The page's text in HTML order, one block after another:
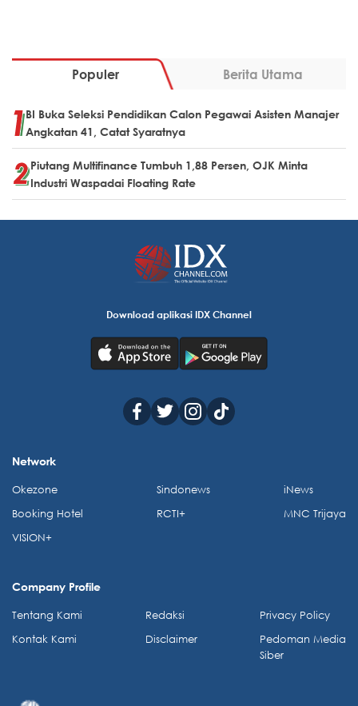
Populer Berita Utama
BI Buka Seleksi Pendidikan Calon Pegawai Asisten Manajer
Angkatan 41, Catat Syaratnya
Piutang Multifinance Tumbuh 1,88 Persen, OJK Minta
Industri Waspadai Floating Rate
Download aplikasi IDX Channel
Network
Okezone
Booking Hotel
VISION+
Sindonews
RCTI+
iNews
MNC Trijaya
Company Profile
Tentang Kami
Kontak Kami
Redaksi
Disclaimer
Privacy Policy
Pedoman Media
Siber